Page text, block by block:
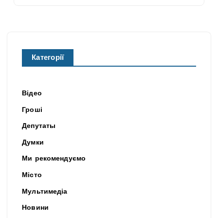
Категорії
Відео
Гроші
Депутаты
Думки
Ми рекомендуємо
Місто
Мультимедіа
Новини